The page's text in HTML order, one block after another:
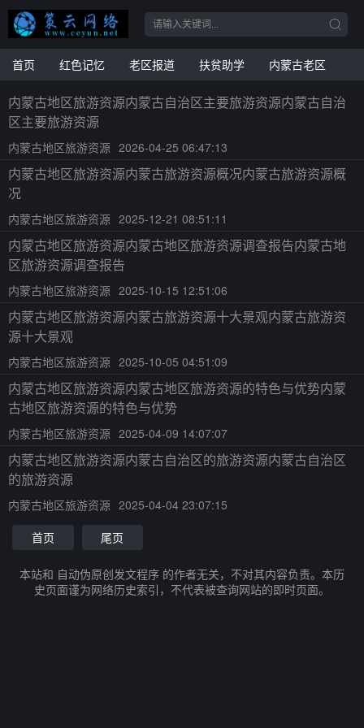
首页 红色记忆 老区报道 扶贫助学 内蒙古老区
内蒙古地区旅游资源内蒙古自治区主要旅游资源内蒙古自治
区主要旅游资源
内蒙古地区旅游资源 2026-04-25 06:47:13
内蒙古地区旅游资源内蒙古旅游资源概况内蒙古旅游资源概
况
内蒙古地区旅游资源 2025-12-21 08:51:11
内蒙古地区旅游资源内蒙古地区旅游资源调查报告内蒙古地
区旅游资源调查报告
内蒙古地区旅游资源 2025-10-15 12:51:06
内蒙古地区旅游资源内蒙古旅游资源十大景观内蒙古旅游资
源十大景观
内蒙古地区旅游资源 2025-10-05 04:51:09
内蒙古地区旅游资源内蒙古地区旅游资源的特色与优势内蒙
古地区旅游资源的特色与优势
内蒙古地区旅游资源 2025-04-09 14:07:07
内蒙古地区旅游资源内蒙古自治区的旅游资源内蒙古自治区
的旅游资源
内蒙古地区旅游资源 2025-04-04 23:07:15
首页
尾页
本站和 自动伪原创发文程序 的作者无关，不对其内容负责。本历
史页面谨为网络历史索引，不代表被查询网站的即时页面。